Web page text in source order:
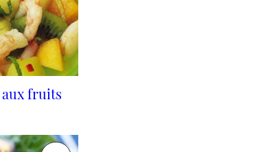
aux fruits